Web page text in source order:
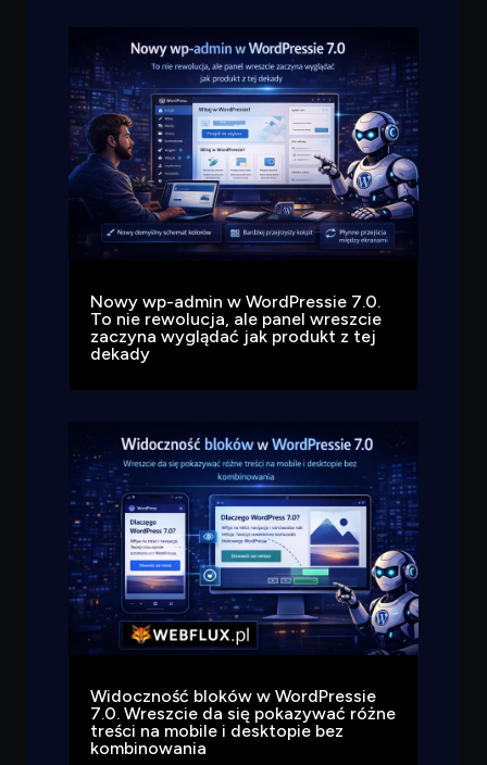
Nowy wp-admin w WordPressie 7.0.
To nie rewolucja, ale panel wreszcie
zaczyna wyglądać jak produkt z tej
dekady
Widoczność bloków w WordPressie
7.0. Wreszcie da się pokazywać różne
treści na mobile i desktopie bez
kombinowania